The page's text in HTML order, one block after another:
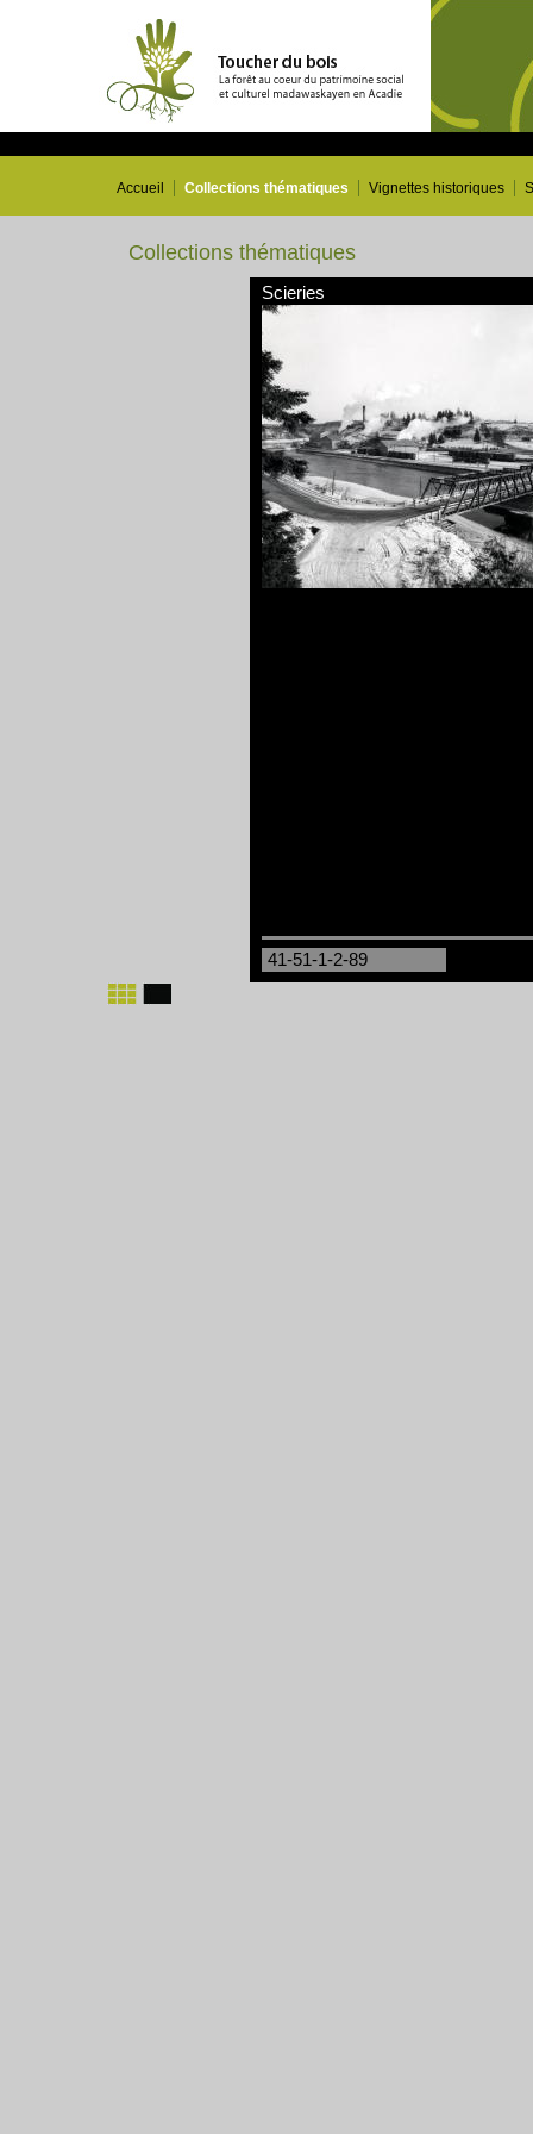
Accueil Collections thématiques Vignettes historiques
Collections thématiques
Scieries
41-51-1-2-89